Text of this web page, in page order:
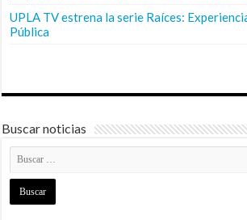
UPLA TV estrena la serie Raíces:
Pública
Buscar noticias